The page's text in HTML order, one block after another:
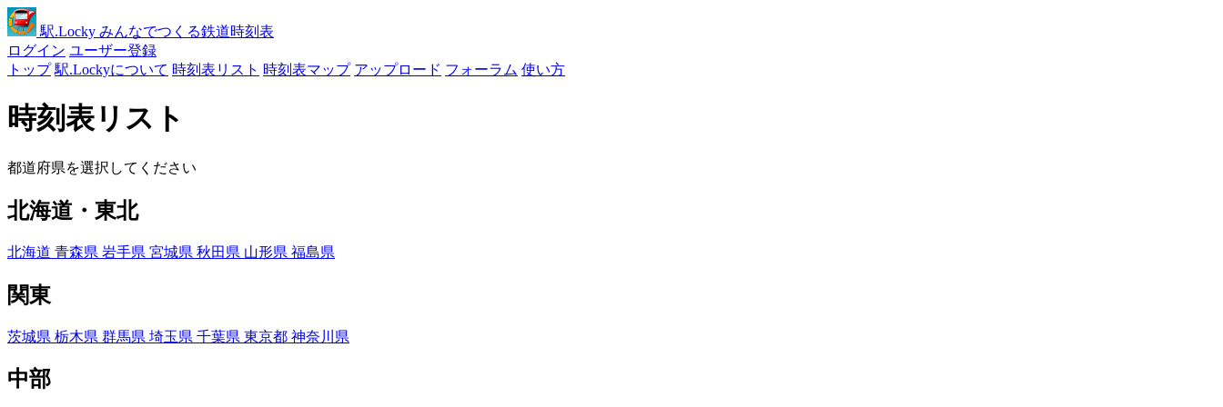
駅.Locky みんなでつくる鉄道時刻表
ログイン ユーザー登録
トップ 駅.Lockyについて 時刻表リスト 時刻表マップ アップロード フォーラム 使い方
時刻表リスト
都道府県を選択してください
北海道・東北
北海道 青森県 岩手県 宮城県 秋田県 山形県 福島県
関東
茨城県 栃木県 群馬県 埼玉県 千葉県 東京都 神奈川県
中部